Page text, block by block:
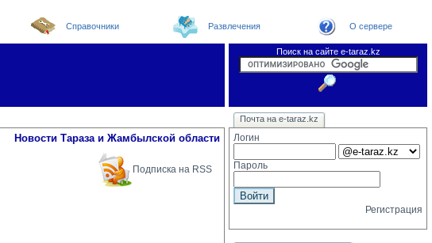
Справочники Развлечения О сервере
Поиск на сайте e-taraz.kz
Новости Погода в Таразе
Телефоный справочник
Видеоконференция
Новости e-taraz
Новости Тараза и Жамбылской области
Подписка на RSS
Почта на e-taraz.kz
Логин
Пароль
Регистрация